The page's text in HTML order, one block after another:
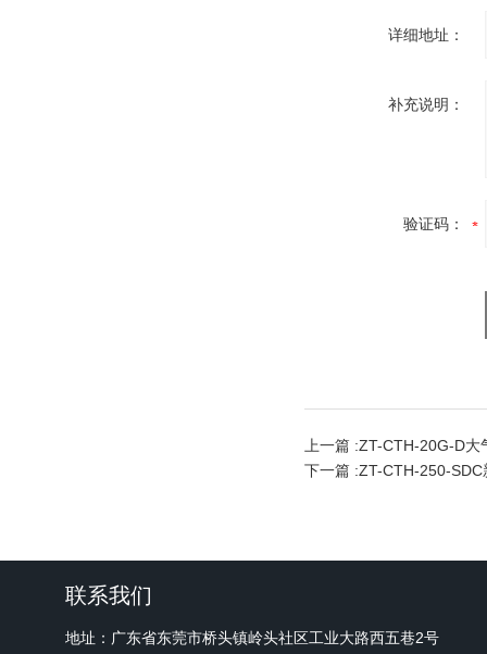
详细地址：
补充说明：
验证码：
上一篇 :ZT-CTH-20G-D大
下一篇 :ZT-CTH-250-
联系我们
地址：广东省东莞市桥头镇岭头社区工业大路西五巷2号